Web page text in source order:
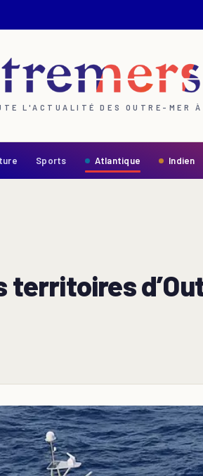
L'ACTUALITÉ DES OUTRE-MER
Sports Atlantique Indien
territoires